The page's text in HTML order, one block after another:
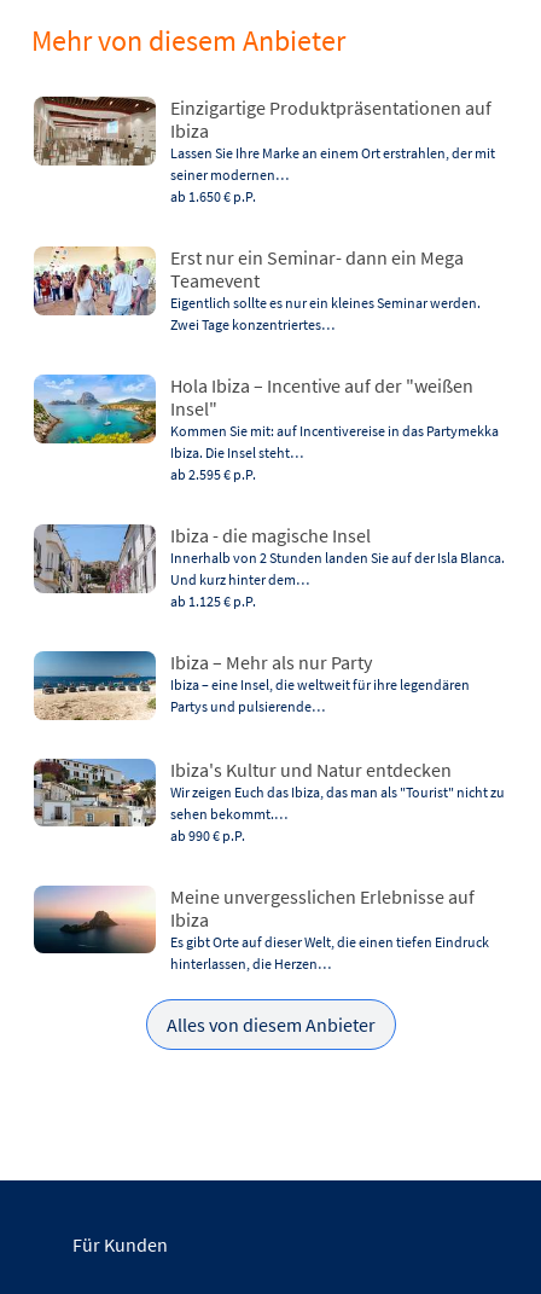
Mehr von diesem Anbieter
Einzigartige Produktpräsentationen auf
Ibiza
Lassen Sie Ihre Marke an einem Ort erstrahlen, der mit
seiner modernen…
ab 1.650 € p.P.
Erst nur ein Seminar- dann ein Mega
Teamevent
Eigentlich sollte es nur ein kleines Seminar werden.
Zwei Tage konzentriertes…
Hola Ibiza – Incentive auf der "weißen
Insel"
Kommen Sie mit: auf Incentivereise in das Partymekka
Ibiza. Die Insel steht…
ab 2.595 € p.P.
Ibiza - die magische Insel
Innerhalb von 2 Stunden landen Sie auf der Isla Blanca.
Und kurz hinter dem…
ab 1.125 € p.P.
Ibiza – Mehr als nur Party
Ibiza – eine Insel, die weltweit für ihre legendären
Partys und pulsierende…
Ibiza's Kultur und Natur entdecken
Wir zeigen Euch das Ibiza, das man als "Tourist" nicht zu
sehen bekommt.…
ab 990 € p.P.
Meine unvergesslichen Erlebnisse auf
Ibiza
Es gibt Orte auf dieser Welt, die einen tiefen Eindruck
hinterlassen, die Herzen…
Alles von diesem Anbieter
Für Kunden